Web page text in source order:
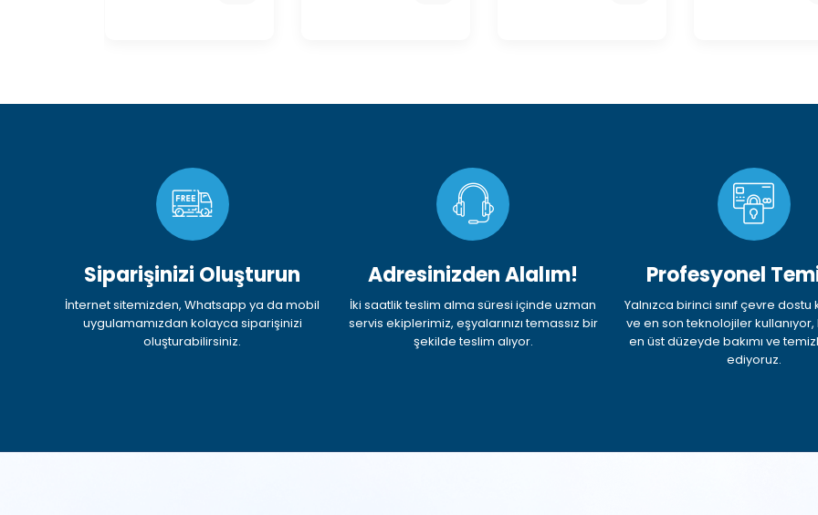
Siparişinizi Oluşturun
İnternet sitemizden, Whatsapp ya da mobil
uygulamamızdan kolayca siparişinizi
oluşturabilirsiniz.
Adresinizden Alalım!
İki saatlik teslim alma süresi içinde uzman
servis ekiplerimiz, eşyalarınızı temassız bir
şekilde teslim alıyor.
Profesyonel
Yalnızca birinci sınıf çevre
ve en son teknolojiler
en üst düzeyde bakımı ve
ediyoruz.